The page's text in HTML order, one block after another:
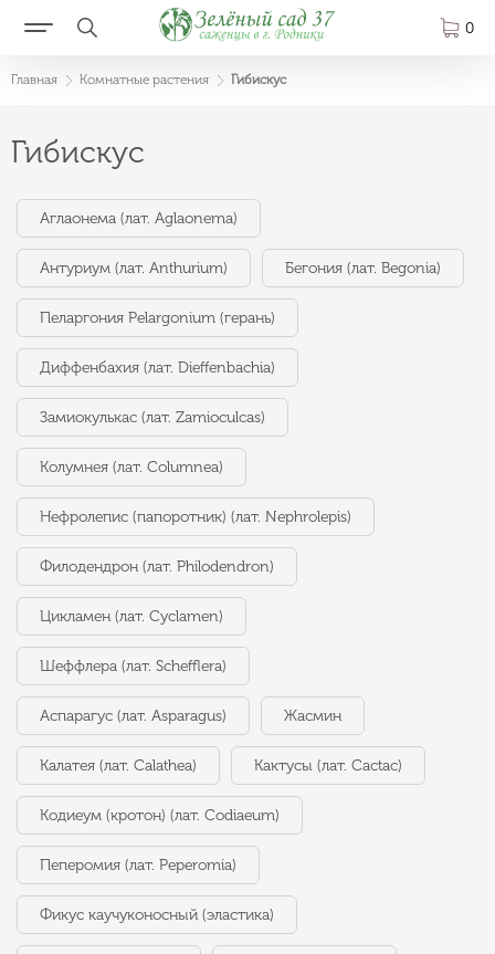
0
Главная Комнатные растения Гибискус
Гибискус
Аглаонема (лат. Aglaonema)
Антуриум (лат. Anthurium) Бегония (лат. Begonia)
Пеларгония Pelargonium (герань)
Диффенбахия (лат. Dieffenbachia)
Замиокулькас (лат. Zamioculcas)
Колумнея (лат. Columnea)
Нефролепис (папоротник) (лат. Nephrolepis)
Филодендрон (лат. Philodendron)
Цикламен (лат. Cyclamen)
Шеффлера (лат. Schefflera)
Аспарагус (лат. Asparagus) Жасмин
Калатея (лат. Calathea) Кактусы (лат. Cactac)
Кодиеум (кротон) (лат. Codiaeum)
Пеперомия (лат. Peperomia)
Фикус каучуконосный (эластика)